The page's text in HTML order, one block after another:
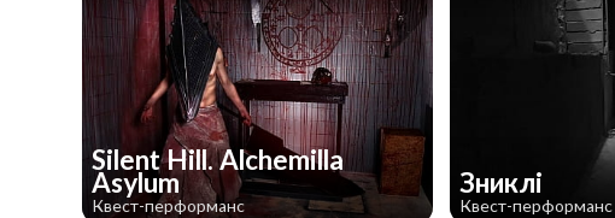
Silent Hill. Alchemilla
Asylum
Квест-перформанс
Зниклі
Квест-перформанс